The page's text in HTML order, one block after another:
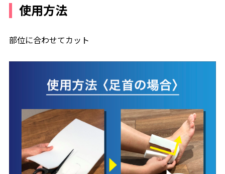
使用方法
部位に合わせてカット